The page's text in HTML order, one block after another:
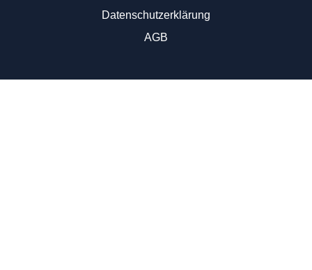
Datenschutzerklärung
AGB